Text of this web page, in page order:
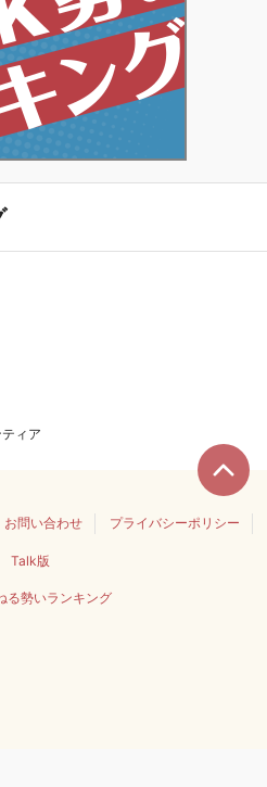
ィア
お問い合わせ プライバシーポリシー
Talk版
る勢いランキング